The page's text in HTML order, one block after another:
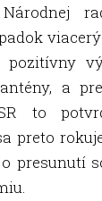
a
to
preto
presunutí